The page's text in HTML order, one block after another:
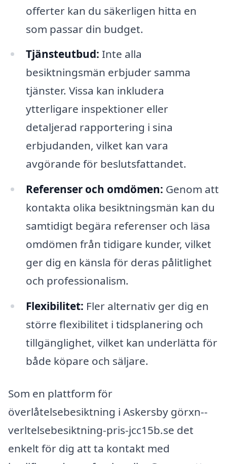
offerter kan du säkerligen hitta en
som passar din budget.
Tjänsteutbud: Inte alla
besiktningsmän erbjuder samma
tjänster. Vissa kan inkludera
ytterligare inspektioner eller
detaljerad rapportering i sina
erbjudanden, vilket kan vara
avgörande för beslutsfattandet.
Referenser och omdömen: Genom att
kontakta olika besiktningsmän kan du
samtidigt begära referenser och läsa
omdömen från tidigare kunder, vilket
ger dig en känsla för deras pålitlighet
och professionalism.
Flexibilitet: Fler alternativ ger dig en
större flexibilitet i tidsplanering och
tillgänglighet, vilket kan underlätta för
både köpare och säljare.
Som en plattform för
överlåtelsebesiktning i Askersby görxn--
verltelsebesiktning-pris-jcc15b.se det
enkelt för dig att ta kontakt med